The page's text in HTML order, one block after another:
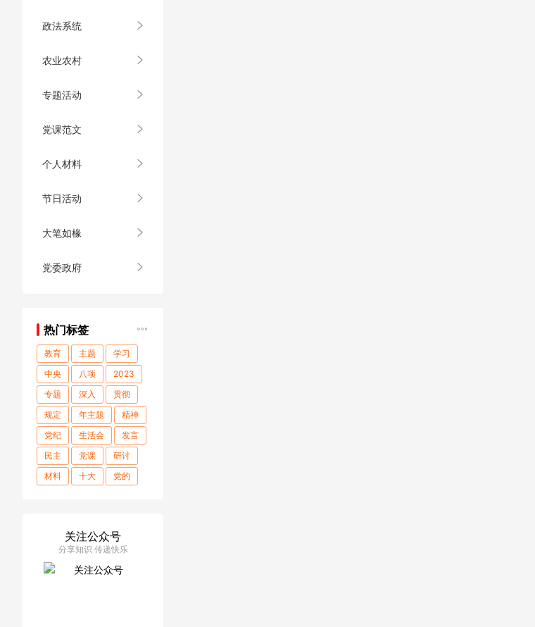
政法系统
农业农村
专题活动
党课范文
个人材料
节日活动
大笔如椽
党委政府
热门标签
教育 主题
学习
中央
八项
2023
专题
深入
贯彻
规定
年主题
精神
党纪
生活会
发言
民主
党课
研讨
材料
十大
党的
工作
公司
心得体会
中心组
关注公众号
分享知识 传递快乐